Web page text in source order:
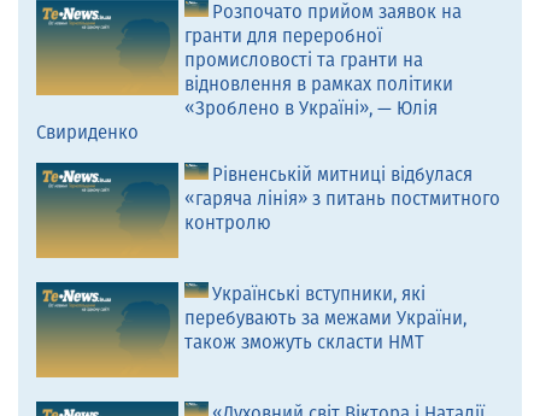
Розпочато прийом заявок на
гранти для переробної
промисловості та гранти на
відновлення в рамках політики
«Зроблено в Україні», — Юлія
Свириденко
Рівненській митниці відбулася
«гаряча лінія» з питань постмитного
контролю
Українські вступники, які
перебувають за межами України,
також зможуть скласти НМТ